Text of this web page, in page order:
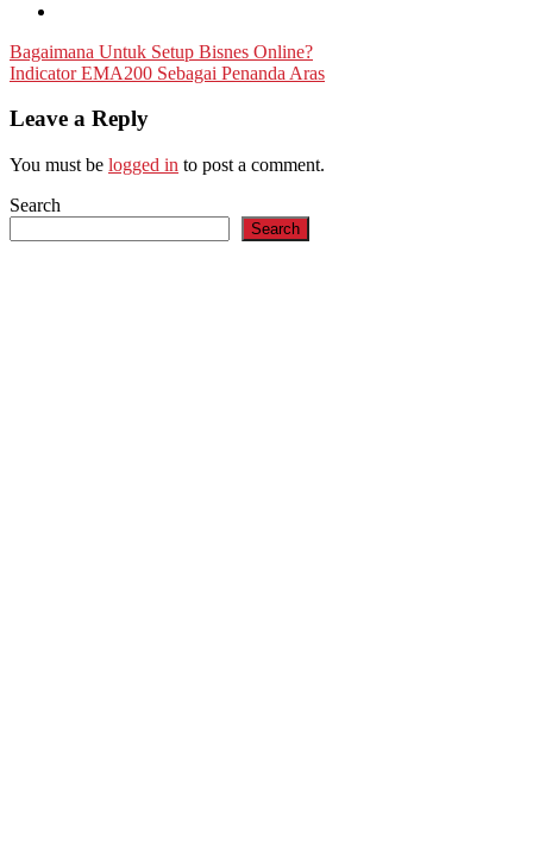
Post
navigation
Bagaimana Untuk Setup Bisnes Online?
Indicator EMA200 Sebagai Penanda Aras
Leave a Reply
You must be logged in to post a comment.
Search
Search